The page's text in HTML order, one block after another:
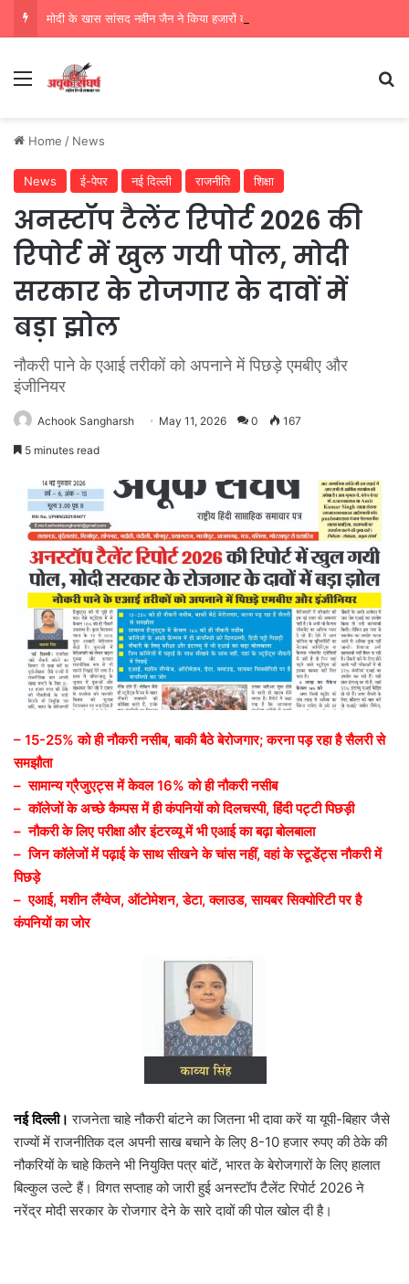
Menu
Home / News
News ई-पेपर नई दिल्ली राजनीति शिक्षा
अनस्टॉप टैलेंट रिपोर्ट 2026 की
रिपोर्ट में खुल गयी पोल, मोदी
सरकार के रोजगार के दावों में
बड़ा झोल
नौकरी पाने के एआई तरीकों को अपनाने में पिछड़े एमबीए और
इंजीनियर
Achook Sangharsh May 11, 2026 0 167
5 minutes read
– 15-25% को ही नौकरी नसीब, बाकी बैठे बेरोजगार; करना पड़ रहा है सैलरी से
समझौता
– सामान्य ग्रैजुएट्स में केवल 16% को ही नौकरी नसीब
– कॉलेजों के अच्छे कैम्पस में ही कंपनियों को दिलचस्पी, हिंदी पट्टी पिछड़ी
– नौकरी के लिए परीक्षा और इंटरव्यू में भी एआई का बढ़ा बोलबाला
– जिन कॉलेजों में पढ़ाई के साथ सीखने के चांस नहीं, वहां के स्टूडेंट्स नौकरी में
पिछड़े
– एआई, मशीन लैंग्वेज, ऑटोमेशन, डेटा, क्लाउड, सायबर सिक्योरिटी पर है
कंपनियों का जोर
नई दिल्ली। राजनेता चाहे नौकरी बांटने का जितना भी दावा करें या यूपी-बिहार जैसे
राज्यों में राजनीतिक दल अपनी साख बचाने के लिए 8-10 हजार रुपए की ठेके की
नौकरियों के चाहे कितने भी नियुक्ति पत्र बांटें, भारत के बेरोजगारों के लिए हालात
बिल्कुल उल्टे हैं। विगत सप्ताह को जारी हुई अनस्टॉप टैलेंट रिपोर्ट 2026 ने
नरेंद्र मोदी सरकार के रोजगार देने के सारे दावों की पोल खोल दी है।